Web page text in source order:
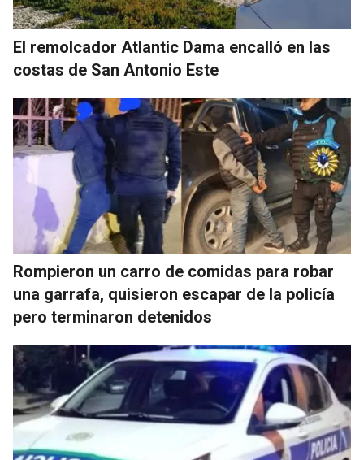
El remolcador Atlantic Dama encalló en las
costas de San Antonio Este
Rompieron un carro de comidas para robar
una garrafa, quisieron escapar de la policía
pero terminaron detenidos